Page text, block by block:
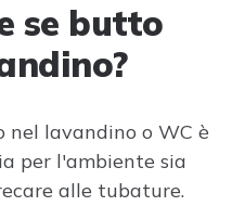
se butto
lavandino o WC è
per l'ambiente sia
alle tubature.